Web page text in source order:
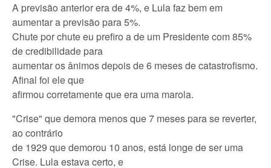
A previsão anterior era de 4%, e Lula faz bem em
aumentar a previsão para 5%.
Chute por chute eu prefiro a de um Presidente com 85%
de credibilidade para
aumentar os ânimos depois de 6 meses de catastrofismo.
Afinal foi ele que
afirmou corretamente que era uma marola.
"Crise" que demora menos que 7 meses para se reverter,
ao contrário
de 1929 que demorou 10 anos, está longe de ser uma
Crise. Lula estava certo, e